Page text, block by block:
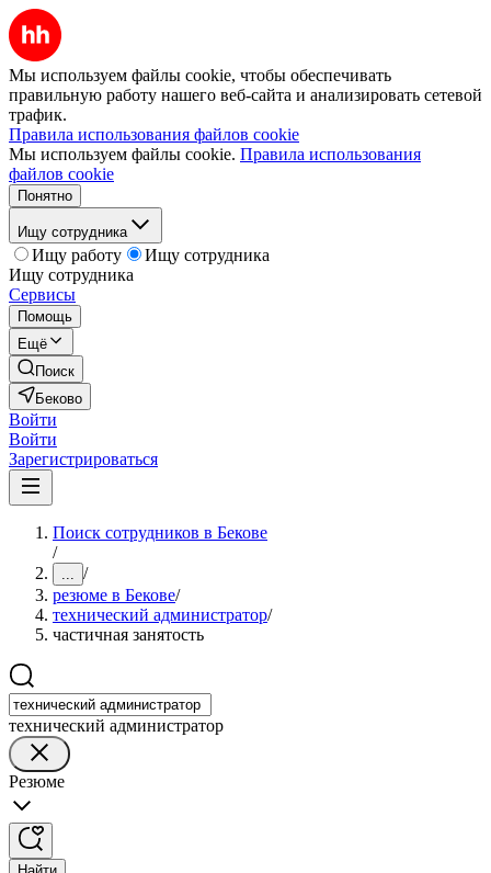
Мы используем файлы cookie, чтобы обеспечивать
правильную работу нашего веб-сайта и анализировать сетевой
трафик.
Правила использования файлов cookie
Мы используем файлы cookie. Правила использования
файлов cookie
Понятно
Ищу сотрудника
Ищу работу
Ищу сотрудника
Ищу сотрудника
Сервисы
Помощь
Ещё
Поиск
Беково
Войти
Войти
Зарегистрироваться
Поиск сотрудников в Бекове
/
... /
резюме в Бекове/
технический администратор/
частичная занятость
технический администратор
Резюме